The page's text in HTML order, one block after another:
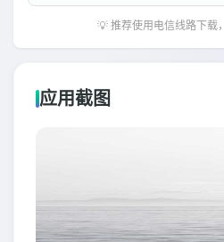
💡 推荐使用电信线路下载
应用截图